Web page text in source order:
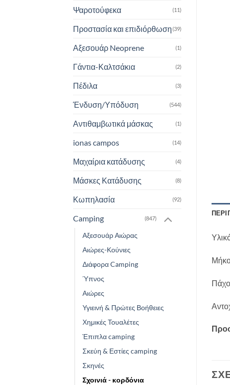
Ψαροτούφεκα (11)
Προστασία και επιδιόρθωση(39)
Αξεσουάρ Neoprene (1)
Γάντια-Καλτσάκια (2)
Πέδιλα (3)
Ένδυση/Υπόδυση (544)
Αντιθαμβωτικά μάσκας (1)
ionas campos (14)
Μαχαίρια κατάδυσης (4)
Μάσκες Κατάδυσης (8)
Κωπηλασία (92)
Camping (847)
Αξεσουάρ Αιώρας
Αιώρες-Κούνιες
Διάφορα Camping
Ύπνος
Αιώρες
Υγιεινή & Πρώτες Βοήθειες
Χημικές Τουαλέτες
Έπιπλα camping
Σκεύη & Εστίες camping
Σκηνές
Σχοινιά - κορδόνια